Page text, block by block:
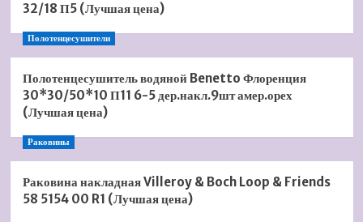
32/18 П5 (Лучшая цена)
Полотенцесушители
Полотенцесушитель водяной Benetto Флоренция
30*30/50*10 П11 6-5 дер.накл.9шт амер.орех
(Лучшая цена)
Раковины
Раковина накладная Villeroy & Boch Loop & Friends
58 5154 00 R1 (Лучшая цена)